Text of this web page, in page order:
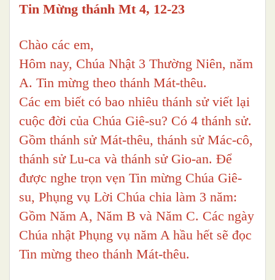
Tin Mừng thánh Mt 4, 12-23
Chào các em,
Hôm nay, Chúa Nhật 3 Thường Niên, năm
A. Tin mừng theo thánh Mát-thêu.
Các em biết có bao nhiêu thánh sử viết lại
cuộc đời của Chúa Giê-su? Có 4 thánh sử.
Gồm thánh sử Mát-thêu, thánh sử Mác-cô,
thánh sử Lu-ca và thánh sử Gio-an. Để
được nghe trọn vẹn Tin mừng Chúa Giê-
su, Phụng vụ Lời Chúa chia làm 3 năm:
Gồm Năm A, Năm B và Năm C. Các ngày
Chúa nhật Phụng vụ năm A hầu hết sẽ đọc
Tin mừng theo thánh Mát-thêu.